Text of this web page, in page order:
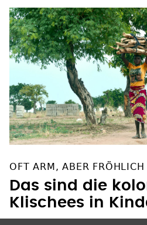
OFT ARM, ABER FRÖHLICH
Das sind die
Klischees in